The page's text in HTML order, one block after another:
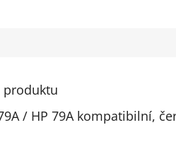
/ HP 79A kompatibilní,